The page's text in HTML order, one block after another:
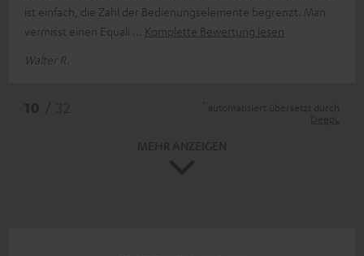
ist einfach, die Zahl der Bedienungselemente begrenzt. Man
vermisst einen Equali
Komplette Bewertung lesen
Walter R.